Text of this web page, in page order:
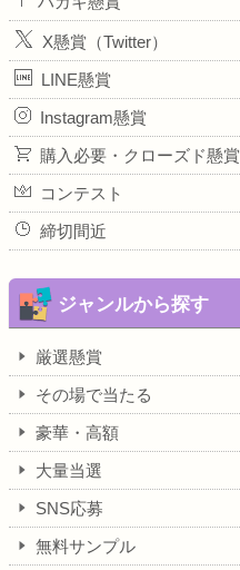
X懸賞（Twitter）
LINE懸賞
Instagram懸賞
購入必要・クローズド懸賞
コンテスト
締切間近
ジャンルから探す
厳選懸賞
その場で当たる
豪華・高額
大量当選
SNS応募
無料サンプル